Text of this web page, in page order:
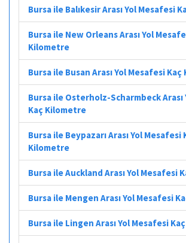
Bursa ile Balıkesir Arası Yol Mesafesi
Bursa ile New Orleans Arası Yol
Kilometre
Bursa ile Busan Arası Yol Mesafesi
Bursa ile Osterholz-Scharmbeck Arası
Kaç Kilometre
Bursa ile Beypazarı Arası Yol Mesafesi
Kilometre
Bursa ile Auckland Arası Yol Mesafesi
Bursa ile Mengen Arası Yol Mesafesi
Bursa ile Lingen Arası Yol Mesafesi